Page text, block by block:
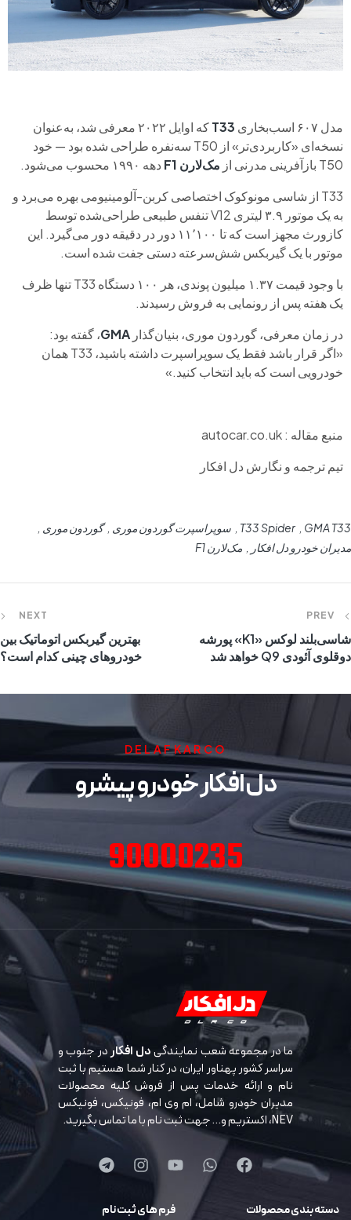
مدل ۶۰۷ اسب‌بخاری T33
که اوایل ۲۰۲۲ معرفی شد، به‌عنوان
نسخه‌ای «کاربردی‌تر» از T50 سه‌نفره طراحی شده بود — خود
T50 بازآفرینی مدرنی از
مک‌لارن F1
دهه ۱۹۹۰ محسوب می‌شود.
T33 از شاسی مونوکوک اختصاصی کربن-آلومینیومی بهره می‌برد و
به یک موتور ۳.۹ لیتری V12 تنفس طبیعی طراحی‌شده توسط
کازورث مجهز است که تا ۱۱٬۱۰۰ دور در دقیقه دور می‌گیرد. این
موتور با یک گیربکس شش‌سرعته دستی جفت شده است.
با وجود قیمت ۱.۳۷ میلیون پوندی، هر ۱۰۰ دستگاه T33 تنها ظرف
یک هفته پس از رونمایی به فروش رسیدند.
در زمان معرفی، گوردون موری، بنیان‌گذار GMA، گفته بود:
«اگر قرار باشد فقط یک سوپراسپرت داشته باشید، T33 همان
خودرویی است که باید انتخاب کنید.»
منبع مقاله : autocar.co.uk
تیم ترجمه و نگارش دل افکار
GMA T33
T33 Spider سوپراسپرت گوردون موری
گوردون موری
مدیران خودرو دل افکار
مک‌لارن F1
PREV
شاسی‌بلند لوکس «K1» پورشه
دوقلوی آئودی Q9 خواهد شد
NEXT
بهترین گیربکس اتوماتیک بین
خودروهای چینی کدام است؟
DELAFKARCO
دل افکار خودرو پیشرو
90000235
ما در مجموعه شعب نمایندگیدل افکاردر جنوب و
سراسر کشور پهناور ایران، در کنار شما هستیم با ثبت
نام و ارائه خدمات پس از فروش کلیه محصولات
مدیران خودرو شامل، ام وی ام، فونیکس، فونیکس
NEV، اکستریم و… جهت ثبت نام با ما تماس بگیرید.
دسته بندی محصولات فرم های ثبت نام